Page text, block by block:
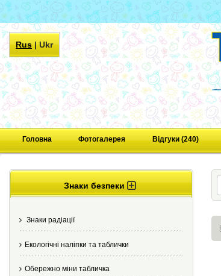
Rus|Ukr
Головна Фотогалерея Відгуки (240)
Знаки безпеки
Знаки радіації
Екологічні наліпки та таблички
Обережно міни табличка